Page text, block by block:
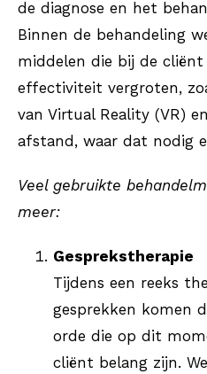
de diagnose en het
Binnen de behandeling
middelen die bij de
effectiviteit vergroten,
van Virtual Reality (VR)
afstand, waar dat nodig
Veel gebruikte
meer:
Gesprekstherapie
Tijdens een reeks
gesprekken komen
orde die op dit
cliënt belang zijn.